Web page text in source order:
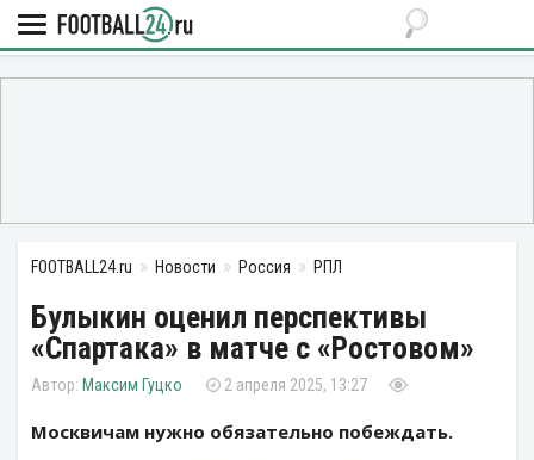
FOOTBALL24.ru Новости Россия РПЛ
Булыкин оценил перспективы
«Спартака» в матче с «Ростовом»
Максим Гуцко 2 апреля 2025, 13:27
Москвичам нужно обязательно побеждать.